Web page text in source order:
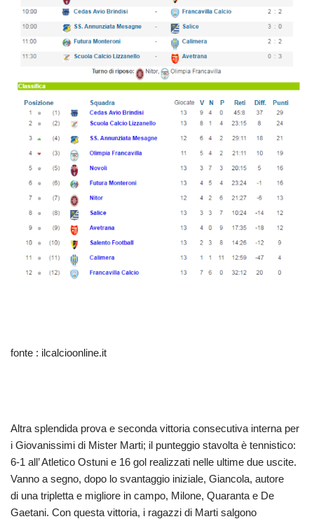
fonte : ilcalcioonline.it
Altra splendida prova e seconda vittoria consecutiva interna per
i Giovanissimi di Mister Marti; il punteggio stavolta è tennistico:
6-1 all’ Atletico Ostuni e 16 gol realizzati nelle ultime due uscite.
Vanno a segno, dopo lo svantaggio iniziale, Giancola, autore
di una tripletta e migliore in campo, Milone, Quaranta e De
Gaetani. Con questa vittoria, i ragazzi di Marti salgono